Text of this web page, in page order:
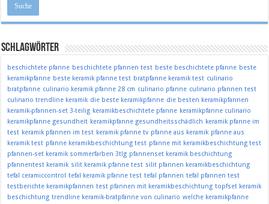
Schlagwörter
beschichtete pfanne beschichtete pfannen test beste beschichtete pfanne beste
keramikpfanne beste keramik pfanne test bratpfanne keramik test culinario
bratpfanne culinario keramik pfanne 28 cm culinario pfanne culinario pfannen test
culinario trendline keramik die beste keramikpfanne die besten keramikpfannen
keramik-pfannen-set 3-teilig keramikbeschichtete pfanne keramikpfanne culinario
keramikpfanne gesundheit keramikpfanne gesundheitsschädlich keramik pfanne im
test keramik pfannen im test keramik pfanne tv pfanne aus keramik pfanne aus
keramik test pfanne keramikbeschichtung test pfanne mit keramikbeschichtung test
pfannen-set keramik sommerfarben 3tlg pfannenset keramik beschichtung
pfannentest keramik silit keramik pfanne test silit pfannen keramikbeschichtung
tefal ceramiccontrol
tefal keramik pfanne test tefal pfannen tefal pfannen test
testberichte keramikpfannen test pfannen mit keramikbeschichtung topfset keramik
beschichtung trendline keramik-bratpfanne von culinario welche keramikpfanne